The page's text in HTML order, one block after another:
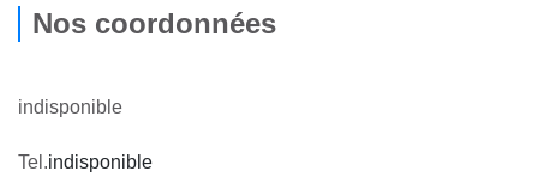
Nos coordonnées
indisponible
Tel.indisponible